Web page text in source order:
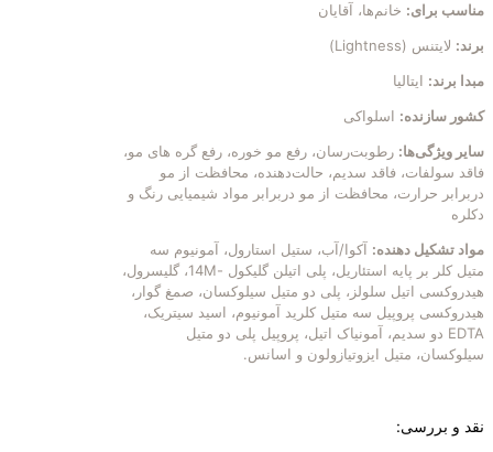
مناسب برای: خانم‌ها، آقایان
برند: لایتنس (Lightness)
مبدا برند: ایتالیا
کشور سازنده: اسلواکی
سایر ویژگی‌ها: رطوبت‌رسان، رفع مو خوره، رفع گره های مو،
فاقد سولفات، فاقد سدیم، حالت‌دهنده، محافظت از مو
دربرابر حرارت، محافظت از مو دربرابر مواد شیمیایی رنگ و
دکلره
مواد تشکیل دهنده: آکوا/آب، ستیل استارول، آمونیوم سه
متیل کلر بر پایه استئاریل، پلی اتیلن گلیکول -14M، گلیسرول،
هیدروکسی اتیل سلولز، پلی دو متیل سیلوکسان، صمغ گوار،
هیدروکسی پروپیل سه متیل کلرید آمونیوم، اسید سیتریک،
EDTA دو سدیم، آمونیاک اتیل، پروپیل پلی دو متیل
سیلوکسان، متیل ایزوتیازولون و اسانس.
نقد و بررسی: